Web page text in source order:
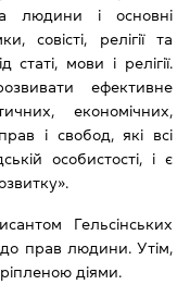
людини і основні
совісті, релігії та
мови і релігії.
ефективне
економічних,
і свобод, які всі
особистості, і є
Гельсінських
прав людини. Утім,
діями.